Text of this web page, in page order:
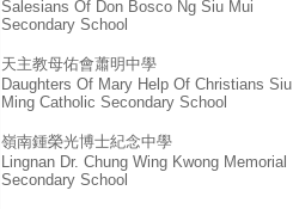
Salesians Of Don Bosco Ng Siu Mui
Secondary School
天主教母佑會蕭明中學
Daughters Of Mary Help Of Christians Siu
Ming Catholic Secondary School
嶺南鍾榮光博士紀念中學
Lingnan Dr. Chung Wing Kwong Memorial
Secondary School